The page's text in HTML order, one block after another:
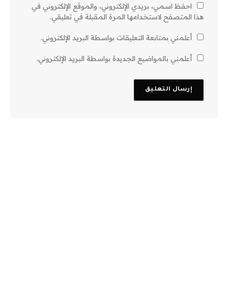
احفظ اسمي، بريدي الإلكتروني، والموقع الإلكتروني في
هذا المتصفح لاستخدامها المرة المقبلة في تعليقي.
أعلمني بمتابعة التعليقات بواسطة البريد الإلكتروني.
أعلمني بالمواضيع الجديدة بواسطة البريد الإلكتروني.